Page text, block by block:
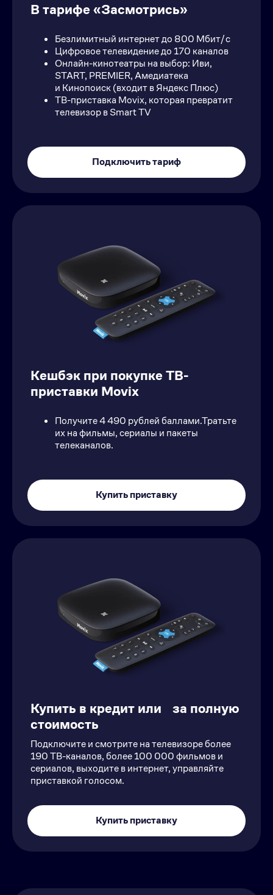
В тарифе «Засмотрись»
Безлимитный интернет до 800 Мбит/с
Цифровое телевидение до 170 каналов
Онлайн-кинотеатры на выбор: Иви,
START, PREMIER, Амедиатека
и Кинопоиск (входит в Яндекс Плюс)
ТВ-приставка Movix, которая превратит
телевизор в Smart TV
Подключить тариф
Кeшбэк при покупке ТВ-
приставки Movix
Получите 4 490 рублей баллами.Тратьте
их на фильмы, сериалы и пакеты
телеканалов.
Купить приставку
Купить в кредит или за полную
стоимость
Подключите и смотрите на телевизоре более
190 ТВ-каналов, более 100 000 фильмов и
сериалов, выходите в интернет, управляйте
приставкой голосом.
Купить приставку